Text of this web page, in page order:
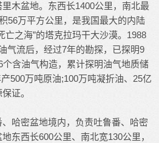
木盆地。东西长1400公里，南北最
56万平方公里，是我国最大的内陆
亡之海”的塔克拉玛干大沙漠。1988
气流后，经过7年的勘探，已探明9
含油气构造，累计探明油气地质储
500万吨原油;100万吨凝折油、25亿
证。
密盆地境内，负责吐鲁番、哈密
东西长600公里、南北宽130公里，